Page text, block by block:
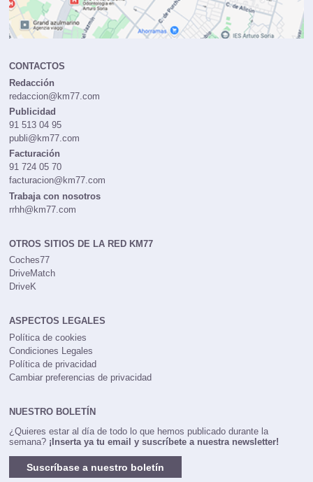
CONTACTOS
Redacción
redaccion@km77.com
Publicidad
91 513 04 95
publi@km77.com
Facturación
91 724 05 70
facturacion@km77.com
Trabaja con nosotros
rrhh@km77.com
OTROS SITIOS DE LA RED KM77
Coches77
DriveMatch
DriveK
ASPECTOS LEGALES
Política de cookies
Condiciones Legales
Política de privacidad
Cambiar preferencias de privacidad
NUESTRO BOLETÍN
¿Quieres estar al día de todo lo que hemos publicado durante la
semana? ¡Inserta ya tu email y suscríbete a nuestra newsletter!
Suscríbase a nuestro boletín